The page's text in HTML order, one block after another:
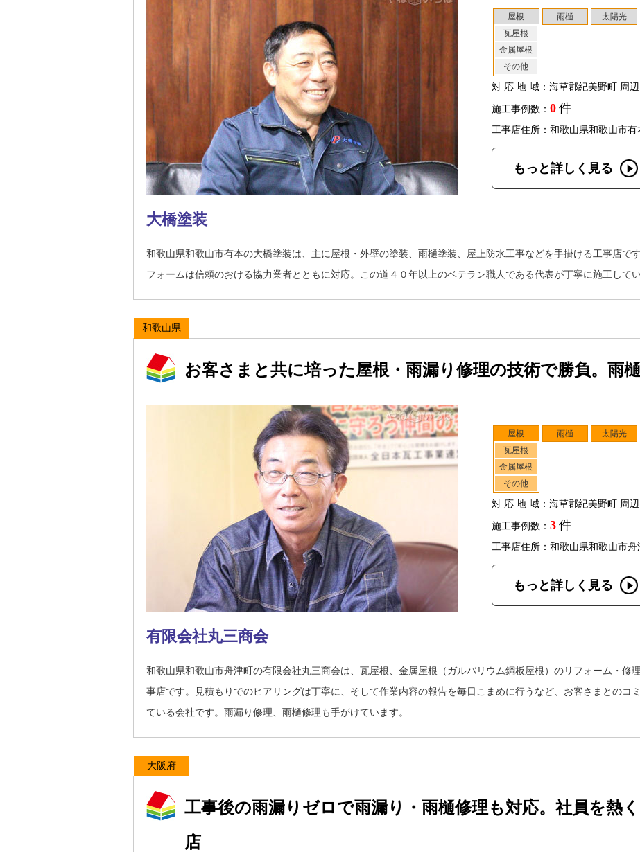
屋根
瓦屋根
金属屋根
その他
雨樋 太陽光
対応地域：海草郡紀美野町 周辺
施工事例数： 0 件
工事店住所：和歌山県和歌山市有
もっと詳しく見る
大橋塗装
和歌山県和歌山市有本の大橋塗装は、主に屋根・外壁の塗装、雨樋塗装、屋上防水工事などを手掛ける工事店で
フォームは信頼のおける協力業者とともに対応。この道４０年以上のベテラン職人である代表が丁寧に施工してい
和歌山県
お客さまと共に培った屋根・雨漏り修理の技術で勝負。雨
屋根
瓦屋根
金属屋根
その他
雨樋 太陽光
対応地域：海草郡紀美野町 周辺
施工事例数： 3 件
工事店住所：和歌山県和歌山市舟
もっと詳しく見る
有限会社丸三商会
和歌山県和歌山市舟津町の有限会社丸三商会は、瓦屋根、金属屋根（ガルバリウム鋼板屋根）のリフォーム・修
事店です。見積もりでのヒアリングは丁寧に、そして作業内容の報告を毎日こまめに行うなど、お客さまとのコ
ている会社です。雨漏り修理、雨樋修理も手がけています。
大阪府
工事後の雨漏りゼロで雨漏り・雨樋修理も対応。社員を熱
店